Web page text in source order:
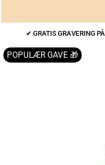
✔ GRATIS GRAVERING
POPULÆR GAVE 🎁